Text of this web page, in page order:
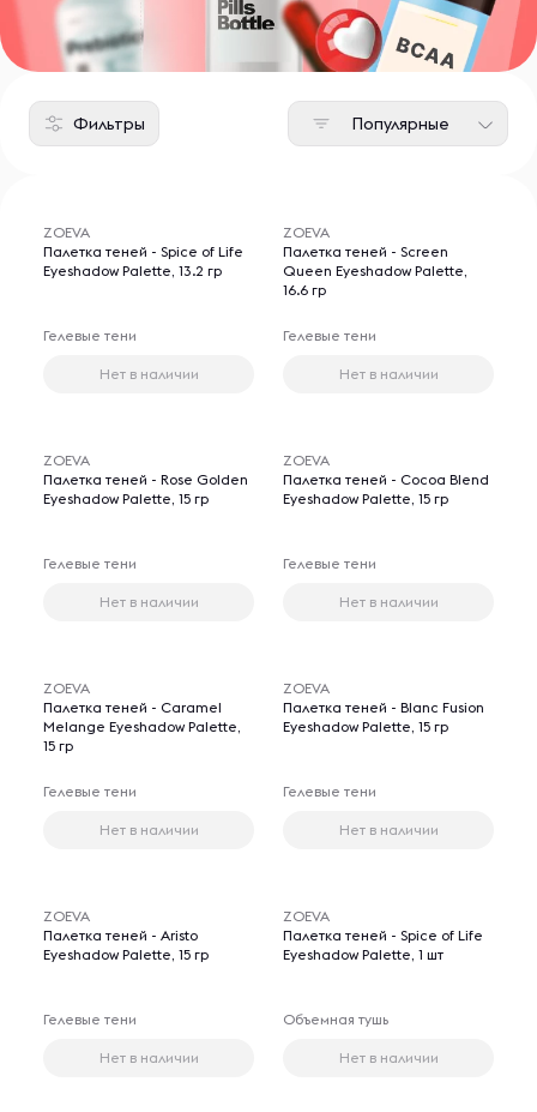
Фильтры Популярные
ZOEVA
Палетка теней - Spice of Life
Eyeshadow Palette, 13.2 гр
Гелевые тени
Нет в наличии
ZOEVA
Палетка теней - Screen
Queen Eyeshadow Palette,
16.6 гр
Гелевые тени
Нет в наличии
ZOEVA
Палетка теней - Rose Golden
Eyeshadow Palette, 15 гр
Гелевые тени
Нет в наличии
ZOEVA
Палетка теней - Cocoa Blend
Eyeshadow Palette, 15 гр
Гелевые тени
Нет в наличии
ZOEVA
Палетка теней - Caramel
Melange Eyeshadow Palette,
15 гр
Гелевые тени
Нет в наличии
ZOEVA
Палетка теней - Blanc Fusion
Eyeshadow Palette, 15 гр
Гелевые тени
Нет в наличии
ZOEVA
Палетка теней - Aristo
Eyeshadow Palette, 15 гр
Гелевые тени
Нет в наличии
ZOEVA
Палетка теней - Spice of Life
Eyeshadow Palette, 1 шт
Объемная тушь
Нет в наличии